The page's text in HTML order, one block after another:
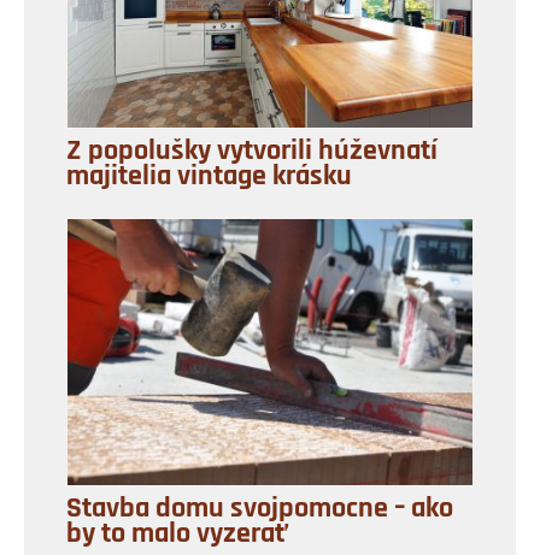
Z popolušky vytvorili húževnatí
majitelia vintage krásku
Stavba domu svojpomocne – ako
by to malo vyzerať